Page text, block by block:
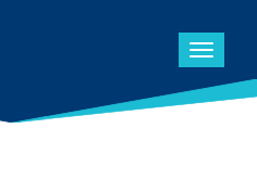
Toggle